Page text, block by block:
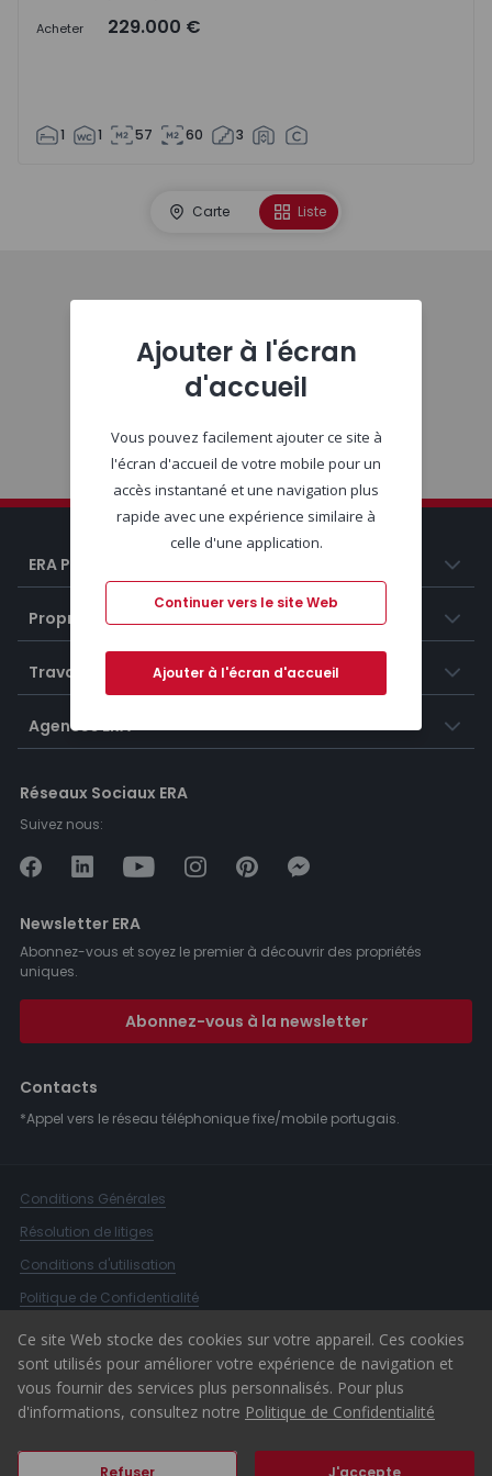
Acheter 229.000 €
1 1 57 60 3
Carte Liste
ERA Portugal
Propriétés
Travailler chez ERA
Agences ERA
Réseaux Sociaux ERA
Suivez nous:
Newsletter ERA
Abonnez-vous et soyez le premier à découvrir des propriétés
uniques.
Abonnez-vous à la newsletter
Contacts
*Appel vers le réseau téléphonique fixe/mobile portugais.
Conditions Générales
Résolution de litiges
Conditions d'utilisation
Politique de Confidentialité
Livre de Réclamations
Canal d'alerte
© 2026 ERA Portugal
Ce site Web stocke des cookies sur votre appareil. Ces cookies
sont utilisés pour améliorer votre expérience de navigation et
vous fournir des services plus personnalisés. Pour plus
d'informations, consultez notre Politique de Confidentialité
Refuser J'accepte
Ajouter à l'écran
d'accueil
Vous pouvez facilement ajouter ce site à
l'écran d'accueil de votre mobile pour un
accès instantané et une navigation plus
rapide avec une expérience similaire à
celle d'une application.
Continuer vers le site Web
Ajouter à l'écran d'accueil